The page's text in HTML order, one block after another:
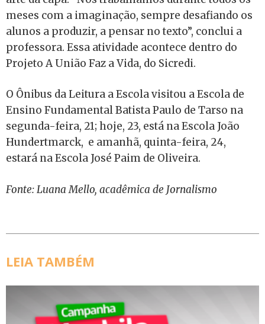
meses com a imaginação, sempre desafiando os
alunos a produzir, a pensar no texto”, conclui a
professora. Essa atividade acontece dentro do
Projeto A União Faz a Vida, do Sicredi.
O Ônibus da Leitura a Escola visitou a Escola de
Ensino Fundamental Batista Paulo de Tarso na
segunda-feira, 21; hoje, 23, está na Escola João
Hundertmarck, e amanhã, quinta-feira, 24,
estará na Escola José Paim de Oliveira.
Fonte: Luana Mello, acadêmica de Jornalismo
LEIA TAMBÉM